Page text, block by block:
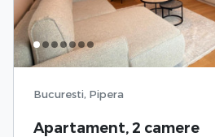
Bucuresti, Pipera
Apartament, 2 camere